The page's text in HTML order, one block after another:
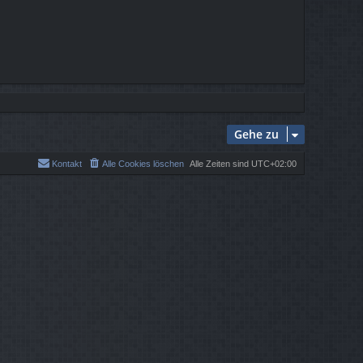
Gehe zu
Alle Zeiten sind UTC+02:00
Alle Cookies löschen
Kontakt